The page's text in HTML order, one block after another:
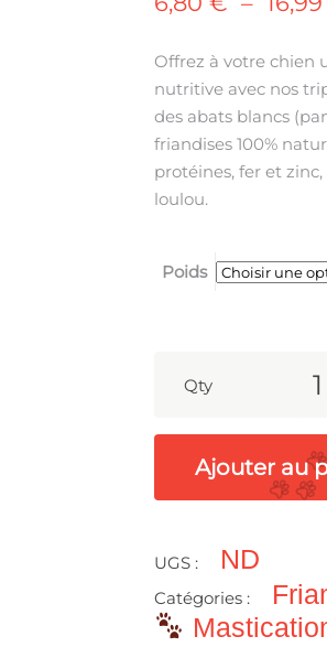
Offrez à votre chien
nutritive avec nos
des abats blancs
friandises 100%
protéines, fer et
loulou.
Poids
Qty
Ajouter au
UGS : ND
Catégories :